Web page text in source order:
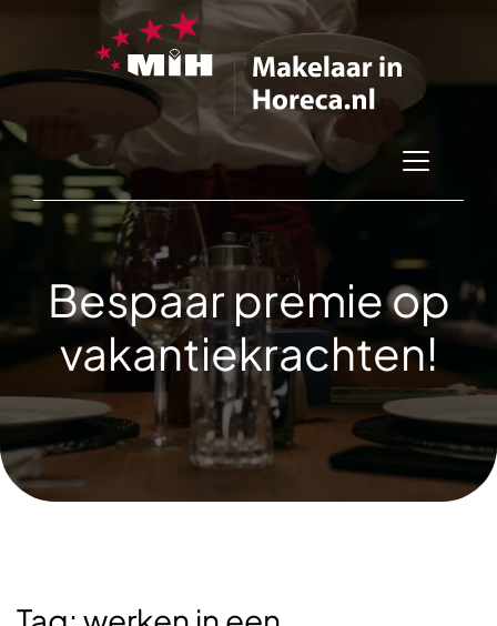
Bespaar premie op
vakantiekrachten!